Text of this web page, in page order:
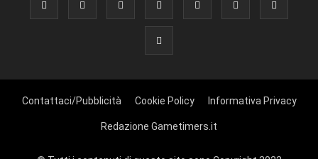
Contattaci/Pubblicità Cookie Policy Informativa Privacy
Redazione Gametimers.it